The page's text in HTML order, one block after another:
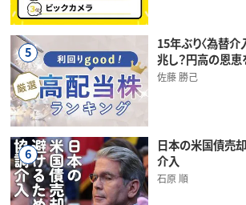
5
15年ぶり〈為替
兆し？円高の恩
佐藤 勝己
6
日本の米国債売
介入
石原 順